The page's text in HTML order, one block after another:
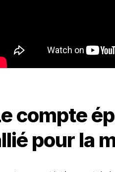
compte
pour la